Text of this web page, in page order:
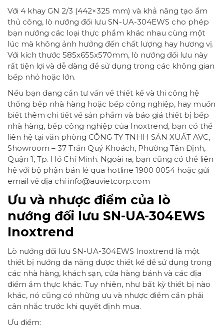
Với 4 khay GN 2/3 (442×325 mm) và khả năng tạo ẩm
thủ công, lò nướng đối lưu SN-UA-304EWS cho phép
bạn nướng các loại thực phẩm khác nhau cùng một
lúc mà không ảnh hưởng đến chất lượng hay hương vị.
Với kích thước 585x655x570mm, lò nướng đối lưu này
rất tiện lợi và dễ dàng để sử dụng trong các không gian
bếp nhỏ hoặc lớn.
Nếu bạn đang cần tư vấn về thiết kế và thi công hệ
thống bếp nhà hàng hoặc bếp công nghiệp, hay muốn
biết thêm chi tiết về sản phẩm và báo giá thiết bị bếp
nhà hàng, bếp công nghiệp của Inoxtrend, bạn có thể
liên hệ tại văn phòng CÔNG TY TNHH SẢN XUẤT AVC,
Showroom – 37 Trần Quý Khoách, Phường Tân Định,
Quận 1, Tp. Hồ Chí Minh. Ngoài ra, bạn cũng có thể liên
hệ với bộ phận bán lẻ qua hotline 1900 0054 hoặc gửi
email về địa chỉ info@auvietcorp.com
Ưu và nhược điểm của lò
nướng đối lưu SN-UA-304EWS
Inoxtrend
Lò nướng đối lưu SN-UA-304EWS Inoxtrend là một
thiết bị nướng đa năng được thiết kế để sử dụng trong
các nhà hàng, khách sạn, cửa hàng bánh và các địa
điểm ẩm thực khác. Tuy nhiên, như bất kỳ thiết bị nào
khác, nó cũng có những ưu và nhược điểm cần phải
cân nhắc trước khi quyết định mua.
Ưu điểm: